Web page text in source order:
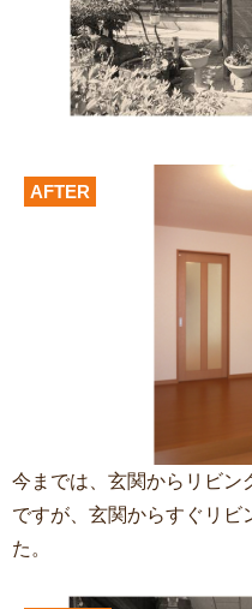
AFTER
今までは、玄関からリビン
ですが、玄関からすぐリビ
た。